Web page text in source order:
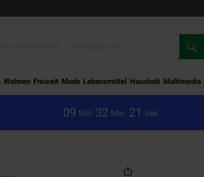
Wohnen Freizeit Mode Lebensmittel Haushalt Multimedia
09 Std. 32 Min. 21 Sek.